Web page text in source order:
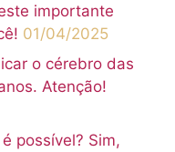
importante
01/04/2025
o cérebro das
Atenção!
possível? Sim,